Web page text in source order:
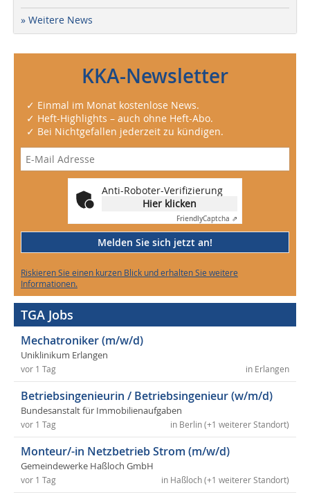
» Weitere News
KKA-Newsletter
✓ Einmal im Monat kostenlose News.
✓ Heft-Highlights – auch ohne Heft-Abo.
✓ Bei Nichtgefallen jederzeit zu kündigen.
Anti-Roboter-Verifizierung
Hier klicken
FriendlyCaptcha ⇗
Melden Sie sich jetzt an!
Riskieren Sie einen kurzen Blick und erhalten Sie weitere
Informationen.
TGA Jobs
Mechatroniker (m/w/d)
Uniklinikum Erlangen
in Erlangen
vor 1 Tag
Betriebsingenieurin / Betriebsingenieur (w/m/d)
Bundesanstalt für Immobilienaufgaben
in Berlin (+1 weiterer Standort)
vor 1 Tag
Monteur/-in Netzbetrieb Strom (m/w/d)
Gemeindewerke Haßloch GmbH
in Haßloch (+1 weiterer Standort)
vor 1 Tag